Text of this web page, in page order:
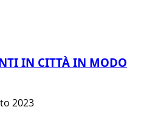
IN CITTÀ IN MODO
2023